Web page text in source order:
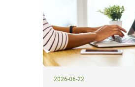
2026-06-22